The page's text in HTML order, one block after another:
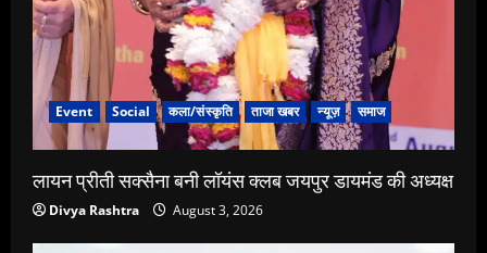
Event Social कला/संस्कृति ताजा खबर न्यूज़ समाज
लायन प्रीती सक्सैना बनी लॉयंस क्लब जयपुर डायमंड की अध्यक्ष
Divya Rashtra August 3, 2026